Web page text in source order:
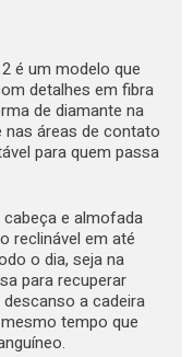
é um modelo que
detalhes em fibra
de diamante na
áreas de contato
para quem passa
e almofada
reclinável em até
o dia, seja na
para recuperar
a cadeira
tempo que